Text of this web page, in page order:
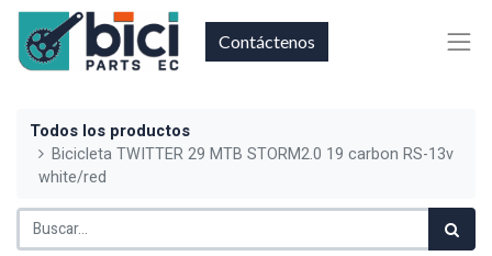
Contáctenos
Todos los productos
Bicicleta TWITTER 29 MTB STORM2.0 19 carbon RS-13v
white/red